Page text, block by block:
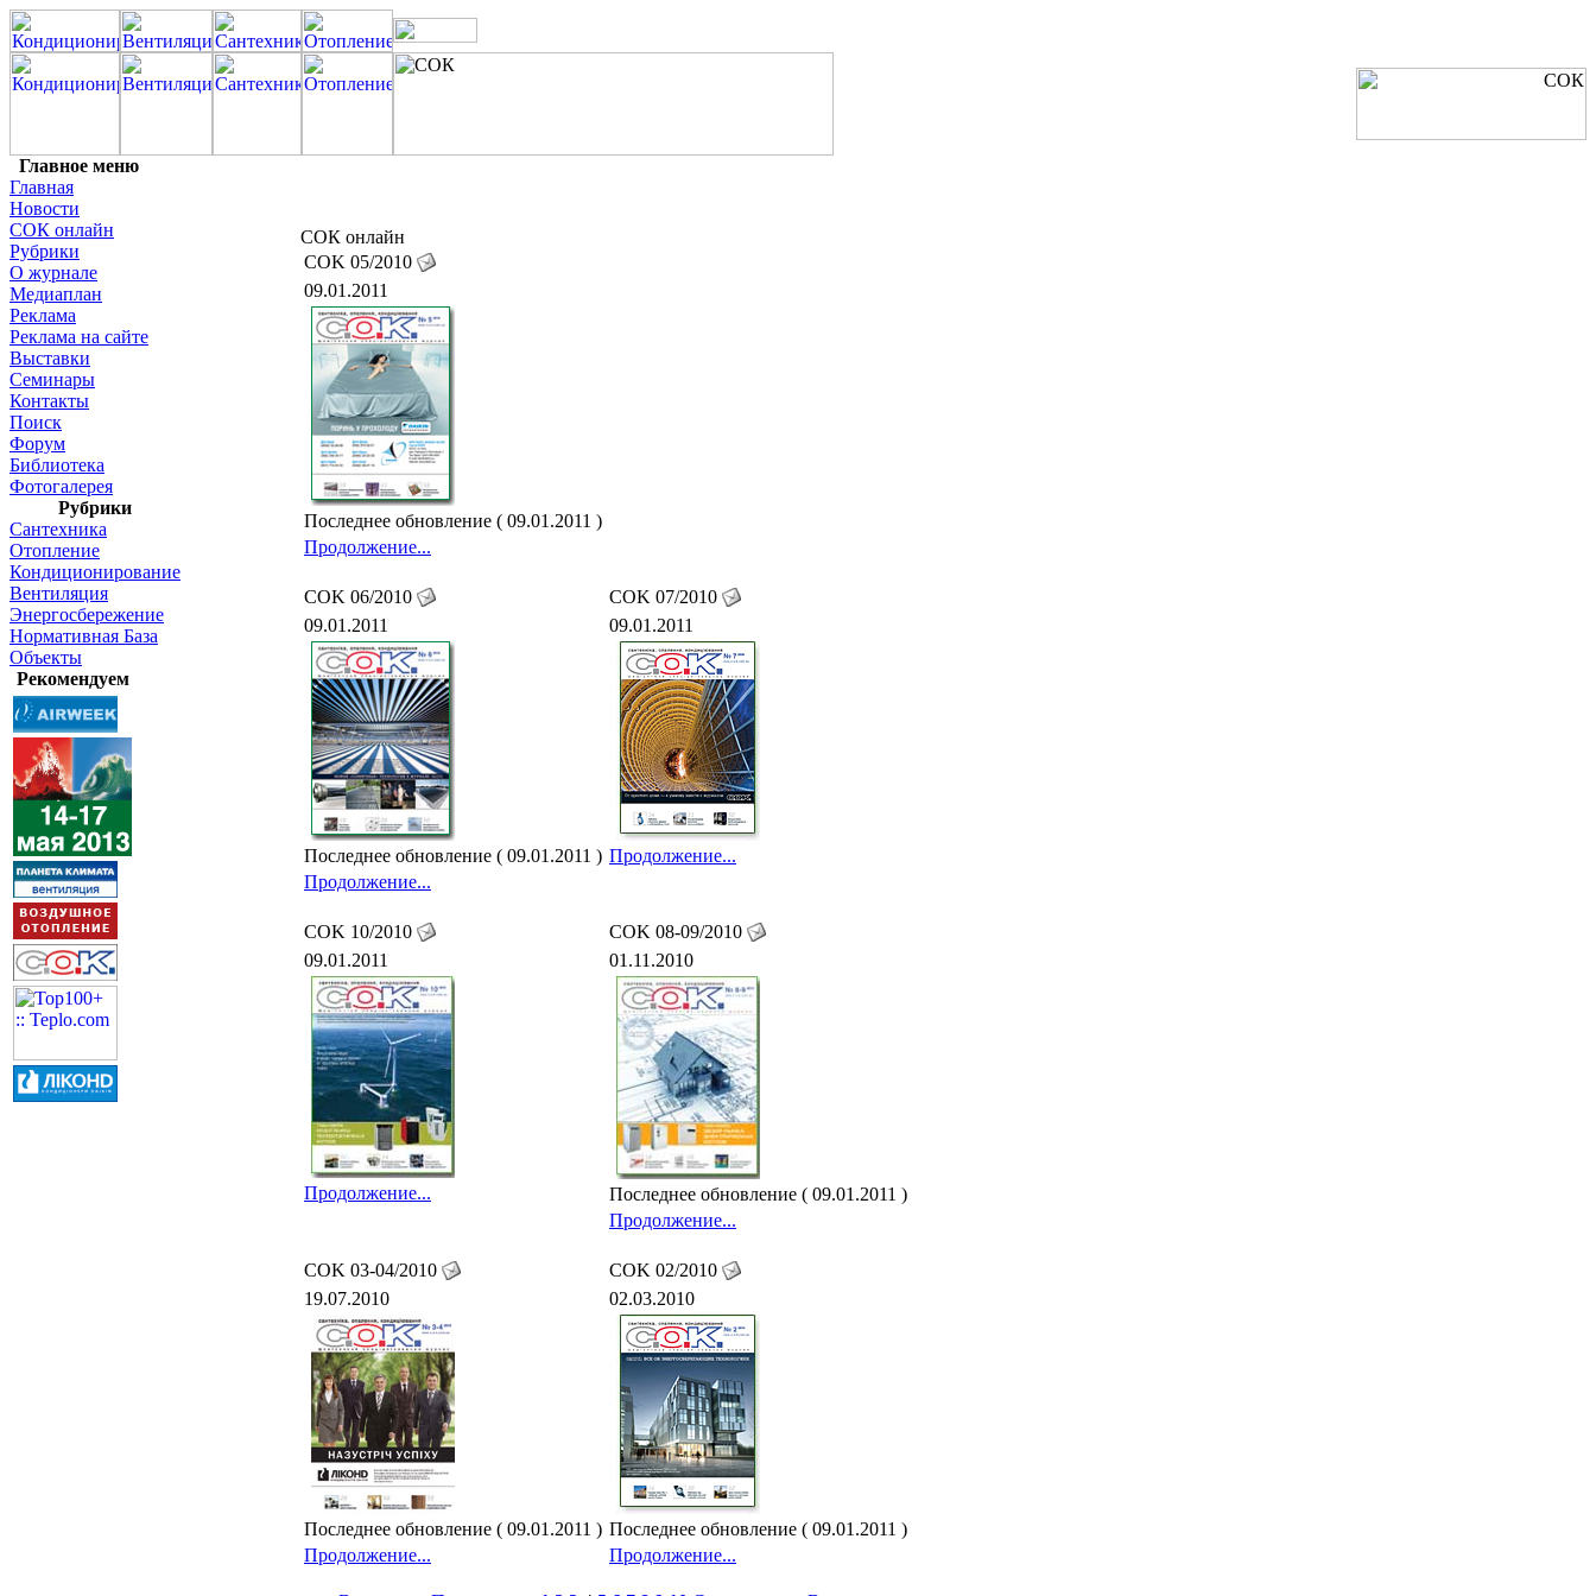
Главное меню
Главная
Новости
СОК онлайн
Рубрики
О журнале
Медиаплан
Реклама
Реклама на сайте
Выставки
Семинары
Контакты
Поиск
Форум
Библиотека
Фотогалерея
Рубрики
Сантехника
Отопление
Кондиционирование
Вентиляция
Энергосбережение
Нормативная База
Объекты
Рекомендуем
СОК онлайн
COK 05/2010
09.01.2011
Последнее обновление ( 09.01.2011 )
Продолжение...
COK 06/2010
09.01.2011
Последнее обновление ( 09.01.2011 )
Продолжение...
COK 07/2010
09.01.2011
Продолжение...
COK 10/2010
09.01.2011
Продолжение...
COK 08-09/2010
01.11.2010
Последнее обновление ( 09.01.2011 )
Продолжение...
COK 03-04/2010
19.07.2010
Последнее обновление ( 09.01.2011 )
Продолжение...
COK 02/2010
02.03.2010
Последнее обновление ( 09.01.2011 )
Продолжение...